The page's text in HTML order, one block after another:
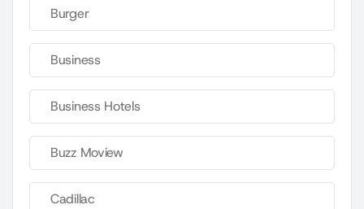
Burger
Business
Business Hotels
Buzz Moview
Cadillac